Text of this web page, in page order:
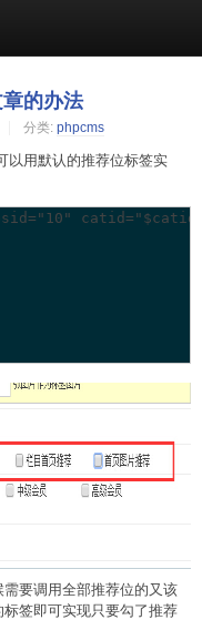
的办法
分类: phpcms
以用默认的推荐位标签实
catid="$catid"
要调用全部推荐位的又该
签即可实现只要勾了推荐